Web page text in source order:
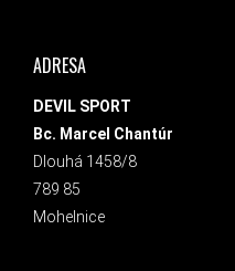
ADRESA
DEVIL SPORT
Bc. Marcel Chantúr
Dlouhá 1458/8
789 85
Mohelnice